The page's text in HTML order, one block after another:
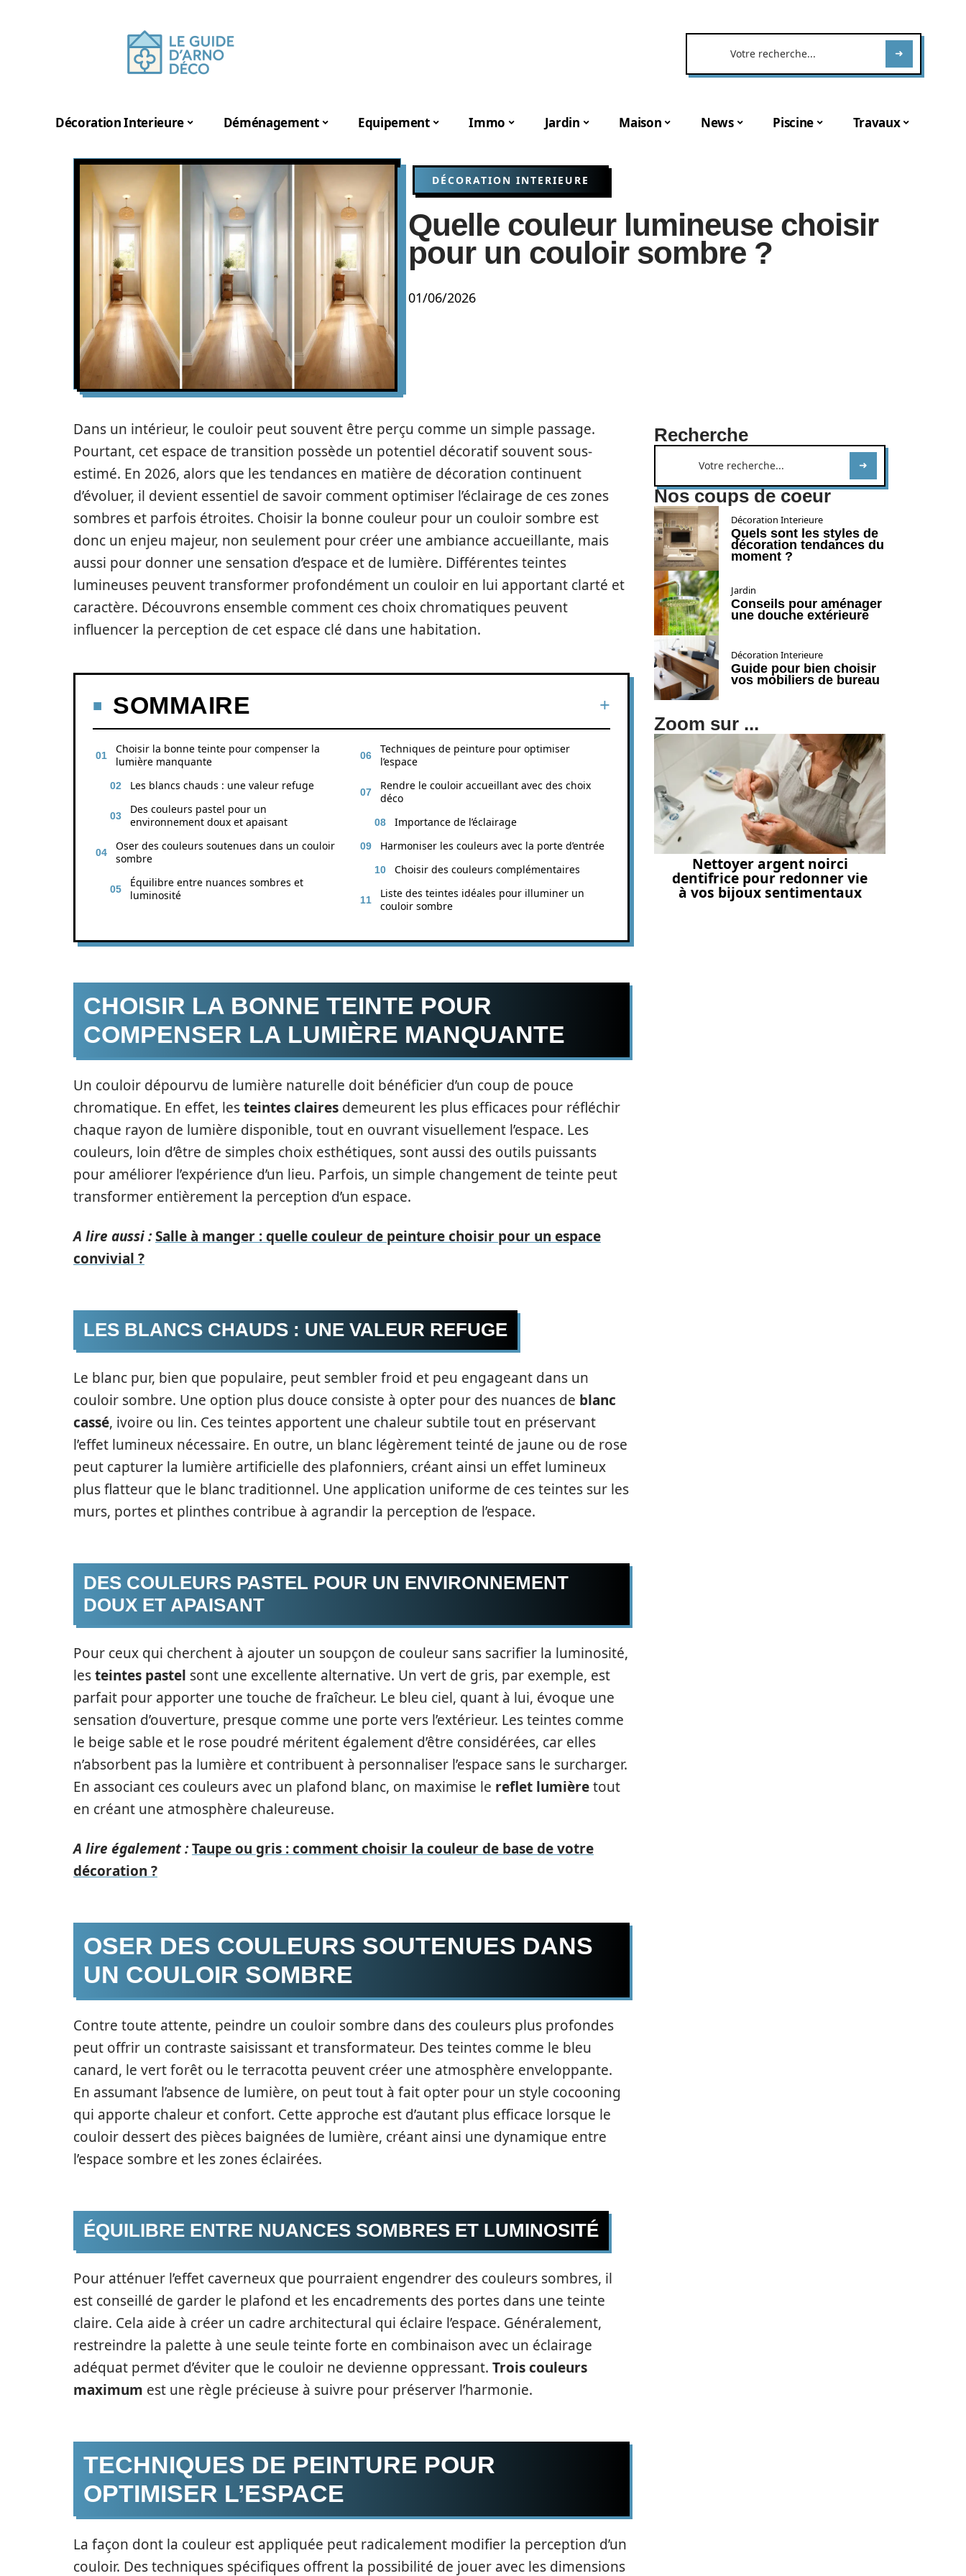
Décoration Interieure Déménagement Equipement Immo Jardin Maison News Piscine Travaux
DÉCORATION INTERIEURE
Quelle couleur lumineuse choisir
pour un couloir sombre ?
01/06/2026
Dans un intérieur, le couloir peut souvent être perçu comme un simple passage.
Pourtant, cet espace de transition possède un potentiel décoratif souvent sous-
estimé. En 2026, alors que les tendances en matière de décoration continuent
d’évoluer, il devient essentiel de savoir comment optimiser l’éclairage de ces zones
sombres et parfois étroites. Choisir la bonne couleur pour un couloir sombre est
donc un enjeu majeur, non seulement pour créer une ambiance accueillante, mais
aussi pour donner une sensation d’espace et de lumière. Différentes teintes
lumineuses peuvent transformer profondément un couloir en lui apportant clarté et
caractère. Découvrons ensemble comment ces choix chromatiques peuvent
influencer la perception de cet espace clé dans une habitation.
SOMMAIRE
Choisir la bonne teinte pour compenser la
lumière manquante
Les blancs chauds : une valeur refuge
Des couleurs pastel pour un
environnement doux et apaisant
Oser des couleurs soutenues dans un couloir
sombre
Équilibre entre nuances sombres et
luminosité
Techniques de peinture pour optimiser
l’espace
Rendre le couloir accueillant avec des choix
déco
Importance de l’éclairage
Harmoniser les couleurs avec la porte d’entrée
Choisir des couleurs complémentaires
Liste des teintes idéales pour illuminer un
couloir sombre
CHOISIR LA BONNE TEINTE POUR
COMPENSER LA LUMIÈRE MANQUANTE
Un couloir dépourvu de lumière naturelle doit bénéficier d’un coup de pouce
chromatique. En effet, lesteintes claires demeurent les plus efficaces pour réfléchir
chaque rayon de lumière disponible, tout en ouvrant visuellement l’espace. Les
couleurs, loin d’être de simples choix esthétiques, sont aussi des outils puissants
pour améliorer l’expérience d’un lieu. Parfois, un simple changement de teinte peut
transformer entièrement la perception d’un espace.
A lire aussi :Salle à manger : quelle couleur de peinture choisir pour un espace
convivial ?
LES BLANCS CHAUDS : UNE VALEUR REFUGE
Le blanc pur, bien que populaire, peut sembler froid et peu engageant dans un
couloir sombre. Une option plus douce consiste à opter pour des nuances de blanc
cassé, ivoire ou lin. Ces teintes apportent une chaleur subtile tout en préservant
l’effet lumineux nécessaire. En outre, un blanc légèrement teinté de jaune ou de rose
peut capturer la lumière artificielle des plafonniers, créant ainsi un effet lumineux
plus flatteur que le blanc traditionnel. Une application uniforme de ces teintes sur les
murs, portes et plinthes contribue à agrandir la perception de l’espace.
DES COULEURS PASTEL POUR UN ENVIRONNEMENT
DOUX ET APAISANT
Pour ceux qui cherchent à ajouter un soupçon de couleur sans sacrifier la luminosité,
lesteintes pastel sont une excellente alternative. Un vert de gris, par exemple, est
parfait pour apporter une touche de fraîcheur. Le bleu ciel, quant à lui, évoque une
sensation d’ouverture, presque comme une porte vers l’extérieur. Les teintes comme
le beige sable et le rose poudré méritent également d’être considérées, car elles
n’absorbent pas la lumière et contribuent à personnaliser l’espace sans le surcharger.
En associant ces couleurs avec un plafond blanc, on maximise le reflet lumièretout
en créant une atmosphère chaleureuse.
A lire également :Taupe ou gris : comment choisir la couleur de base de votre
décoration ?
OSER DES COULEURS SOUTENUES DANS
UN COULOIR SOMBRE
Contre toute attente, peindre un couloir sombre dans des couleurs plus profondes
peut offrir un contraste saisissant et transformateur. Des teintes comme le bleu
canard, le vert forêt ou le terracotta peuvent créer une atmosphère enveloppante.
En assumant l’absence de lumière, on peut tout à fait opter pour un style cocooning
qui apporte chaleur et confort. Cette approche est d’autant plus efficace lorsque le
couloir dessert des pièces baignées de lumière, créant ainsi une dynamique entre
l’espace sombre et les zones éclairées.
ÉQUILIBRE ENTRE NUANCES SOMBRES ET LUMINOSITÉ
Pour atténuer l’effet caverneux que pourraient engendrer des couleurs sombres, il
est conseillé de garder le plafond et les encadrements des portes dans une teinte
claire. Cela aide à créer un cadre architectural qui éclaire l’espace. Généralement,
restreindre la palette à une seule teinte forte en combinaison avec un éclairage
adéquat permet d’éviter que le couloir ne devienne oppressant. Trois couleurs
maximum est une règle précieuse à suivre pour préserver l’harmonie.
TECHNIQUES DE PEINTURE POUR
OPTIMISER L’ESPACE
La façon dont la couleur est appliquée peut radicalement modifier la perception d’un
couloir. Des techniques spécifiques offrent la possibilité de jouer avec les dimensions
Recherche
Nos coups de coeur
Décoration Interieure
Quels sont les styles de
décoration tendances du
moment ?
Jardin
Conseils pour aménager
une douche extérieure
Décoration Interieure
Guide pour bien choisir
vos mobiliers de bureau
Zoom sur ...
Nettoyer argent noirci
dentifrice pour redonner vie
à vos bijoux sentimentaux